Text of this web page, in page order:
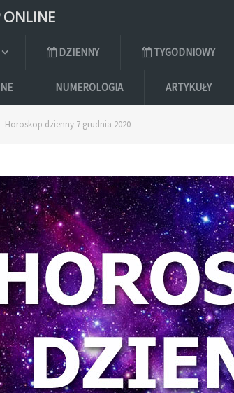
ONLINE
DZIENNY TYGODNIOWY
NUMEROLOGIA ARTYKUŁY
Horoskop dzienny 7 grudnia 2020